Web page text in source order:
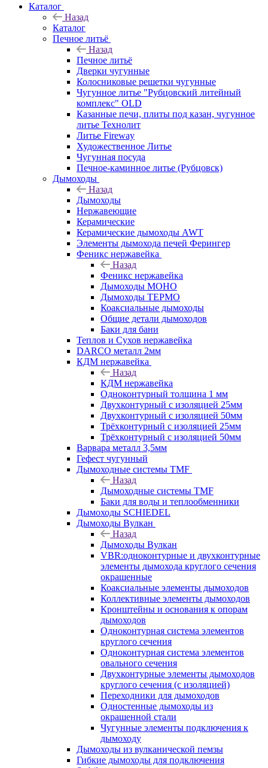
Каталог
Назад
Каталог
Печное литьё
Назад
Печное литьё
Дверки чугунные
Колосниковые решетки чугунные
Чугунное литье "Рубцовский литейный
комплекс" OLD
Казанные печи, плиты под казан, чугунное
литье Технолит
Литье Fireway
Художественное Литье
Чугунная посуда
Печное-каминное литье (Рубцовск)
Дымоходы
Назад
Дымоходы
Нержавеющие
Керамические
Керамические дымоходы AWT
Элементы дымохода печей Ферингер
Феникс нержавейка
Назад
Феникс нержавейка
Дымоходы МОНО
Дымоходы ТЕРМО
Коаксиальные дымоходы
Общие детали дымоходов
Баки для бани
Теплов и Сухов нержавейка
DARCO металл 2мм
КДМ нержавейка
Назад
КДМ нержавейка
Одноконтурный толщина 1 мм
Двухконтурный с изоляцией 25мм
Двухконтурный с изоляцией 50мм
Трёхконтурный с изоляцией 25мм
Трёхконтурный с изоляцией 50мм
Варвара металл 3,5мм
Гефест чугунный
Дымоходные системы TMF
Назад
Дымоходные системы TMF
Баки для воды и теплообменники
Дымоходы SCHIEDEL
Дымоходы Вулкан
Назад
Дымоходы Вулкан
VBR:одноконтурные и двухконтурные
элементы дымохода круглого сечения
окрашенные
Коаксиальные элементы дымоходов
Коллективные элементы дымоходов
Кронштейны и основания к опорам
дымоходов
Одноконтурная система элементов
круглого сечения
Одноконтурная система элементов
овального сечения
Двухконтурные элементы дымоходов
круглого сечения (с изоляцией)
Переходники для дымоходов
Одностенные дымоходы из
окрашенной стали
Чугунные элементы подключения к
дымоходу
Дымоходы из вулканической пемзы
Гибкие дымоходы для подключения